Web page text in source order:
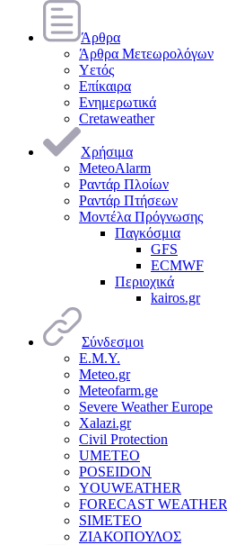
Άρθρα
Άρθρα Μετεωρολόγων
Υετός
Επίκαιρα
Ενημερωτικά
Cretaweather
Χρήσιμα
MeteoAlarm
Ραντάρ Πλοίων
Ραντάρ Πτήσεων
Μοντέλα Πρόγνωσης
Παγκόσμια
GFS
ECMWF
Περιοχικά
kairos.gr
Σύνδεσμοι
Ε.Μ.Υ.
Meteo.gr
Meteofarm.ge
Severe Weather Europe
Xalazi.gr
Civil Protection
UMETEO
POSEIDON
YOUWEATHER
FORECAST WEATHER
SIMETEO
ΖΙΑΚΟΠΟΥΛΟΣ